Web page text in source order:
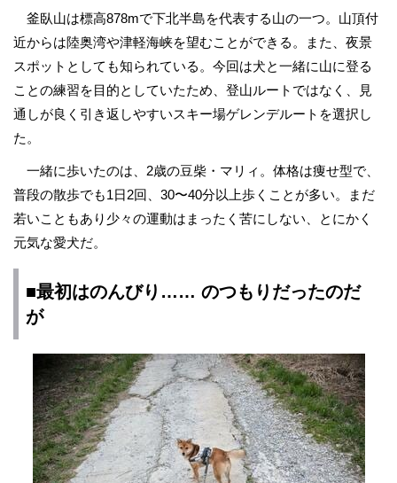
釜臥山は標高878mで下北半島を代表する山の一つ。山頂付
近からは陸奥湾や津軽海峡を望むことができる。また、夜景
スポットとしても知られている。今回は犬と一緒に山に登る
ことの練習を目的としていたため、登山ルートではなく、見
通しが良く引き返しやすいスキー場ゲレンデルートを選択し
た。
一緒に歩いたのは、2歳の豆柴・マリィ。体格は痩せ型で、
普段の散歩でも1日2回、30〜40分以上歩くことが多い。まだ
若いこともあり少々の運動はまったく苦にしない、とにかく
元気な愛犬だ。
■最初はのんびり…… のつもりだったのだ
が